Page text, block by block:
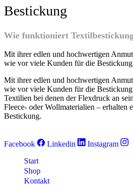
Bestickung
Wie funktioniert
Mit ihrer edlen und hochwertigen
wie vor viele Kunden für die
Mit ihrer edlen und hochwertigen
wie vor viele Kunden für die
Textilien bei denen der Flexdruck an
Fleece- oder Wollmaterialien – erhalten
Bestickung.
Facebook Linkedin
Instagram
Start
Shop
Kontakt